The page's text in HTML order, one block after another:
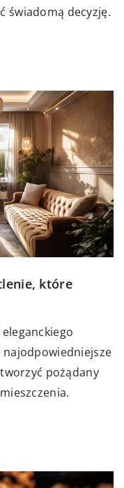
świadomą decyzję.
które
pożądany